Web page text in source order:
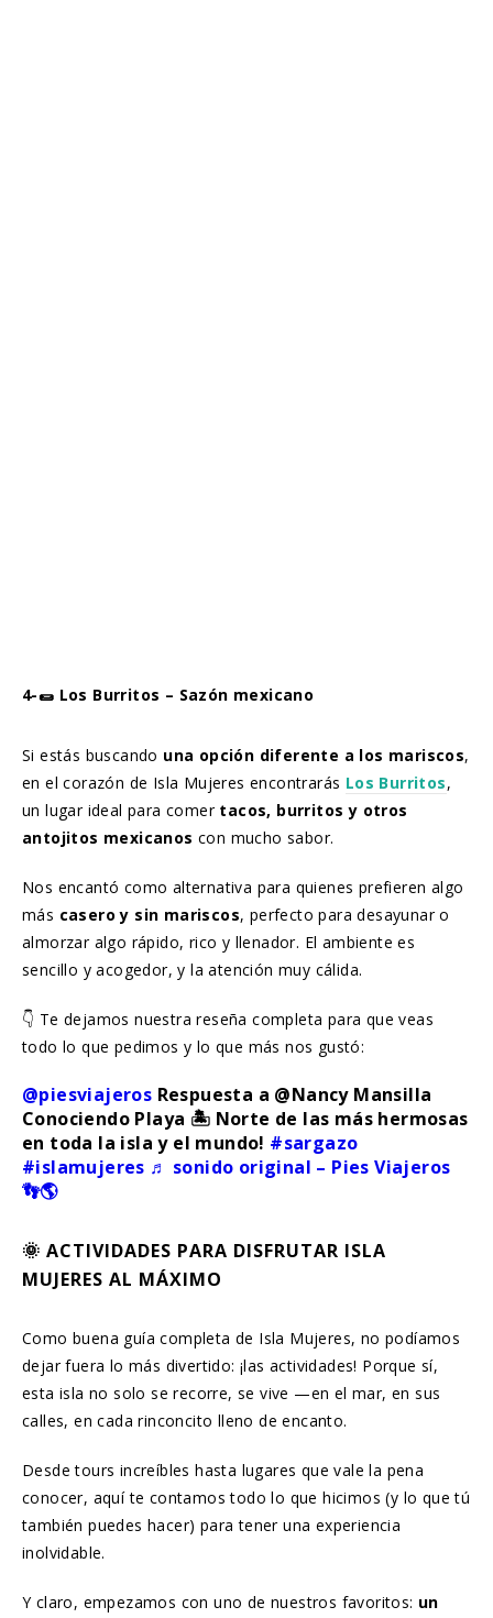
4-🌯 Los Burritos – Sazón mexicano
Si estás buscando una opción diferente a los mariscos,
en el corazón de Isla Mujeres encontrarás Los Burritos,
un lugar ideal para comer tacos, burritos y otros
antojitos mexicanos con mucho sabor.
Nos encantó como alternativa para quienes prefieren algo
más casero y sin mariscos, perfecto para desayunar o
almorzar algo rápido, rico y llenador. El ambiente es
sencillo y acogedor, y la atención muy cálida.
👇 Te dejamos nuestra reseña completa para que veas
todo lo que pedimos y lo que más nos gustó:
@piesviajeros Respuesta a @Nancy Mansilla
Conociendo Playa 🏝️ Norte de las más hermosas
en toda la isla y el mundo! #sargazo
#islamujeres ♬ sonido original – Pies Viajeros
👣🌎
🌞 ACTIVIDADES PARA DISFRUTAR ISLA
MUJERES AL MÁXIMO
Como buena guía completa de Isla Mujeres, no podíamos
dejar fuera lo más divertido: ¡las actividades! Porque sí,
esta isla no solo se recorre, se vive —en el mar, en sus
calles, en cada rinconcito lleno de encanto.
Desde tours increíbles hasta lugares que vale la pena
conocer, aquí te contamos todo lo que hicimos (y lo que tú
también puedes hacer) para tener una experiencia
inolvidable.
Y claro, empezamos con uno de nuestros favoritos: un